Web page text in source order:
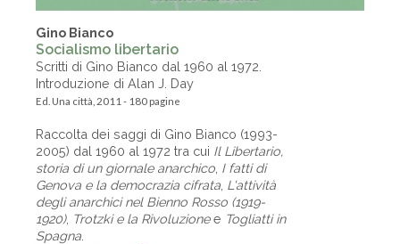
Gino Bianco
Socialismo libertario
Scritti di Gino Bianco dal 1960 al 1972.
Introduzione di Alan J. Day
Ed. Una città, 2011 - 180 pagine
Raccolta dei saggi di Gino Bianco (1993-
2005) dal 1960 al 1972 tra cui Il Libertario,
storia di un giornale anarchico I fatti di
Genova e la democrazia cifrata L'attività
degli anarchici nel Bienno Rosso (1919-
1920), Trotzki e la Rivoluzionee Togliatti in
Spagna